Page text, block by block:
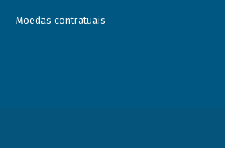
Moedas contratuais